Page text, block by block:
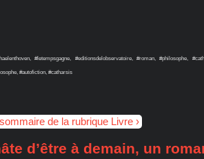
#letempsgagne, #editionsdelobservatoire, #roman, #philosophe,
#autofiction, #catharsis
de la rubrique Livre
d’être à demain, un